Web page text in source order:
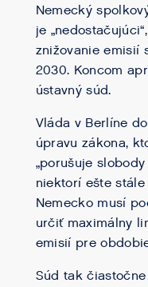
Nemecký
je
znižovanie emisií
2030. Koncom
ústavný súd.
Vláda v Berlíne
úpravu zákona,
„porušuje
niektorí ešte
Nemecko musí
určiť maximálny
emisií pre
Súd tak